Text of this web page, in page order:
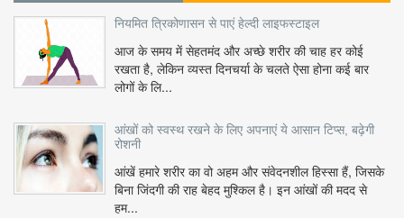
नियमित त्रिकोणासन से पाएं हेल्दी लाइफस्टाइल
आज के समय में सेहतमंद और अच्छे शरीर की चाह हर कोई
रखता है, लेकिन व्यस्त दिनचर्या के चलते ऐसा होना कई बार
लोगों के लि...
आंखों को स्वस्थ रखने के लिए अपनाएं ये आसान टिप्स, बढ़ेगी
रोशनी
आंखें हमारे शरीर का वो अहम और संवेदनशील हिस्सा हैं, जिसके
बिना जिंदगी की राह बेहद मुश्किल है। इन आंखों की मदद से
हम...